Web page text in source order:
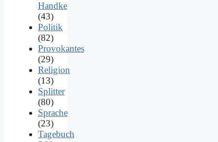
Handke
(43)
Politik
(82)
Provokantes
(29)
Religion
(13)
Splitter
(80)
Sprache
(23)
Tagebuch